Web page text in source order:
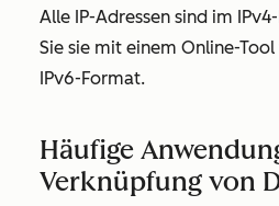
Alle IP-Adressen sind im
Sie sie mit einem Online-Tool
IPv6-Format.
Häufige
Verknüpfung von